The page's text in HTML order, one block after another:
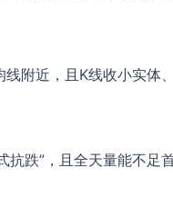
附近，且K线收小实体
抗跌”，且全天量能不足